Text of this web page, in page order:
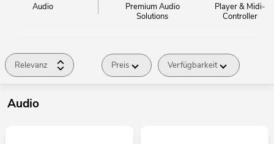
Audio
Premium Audio
Solutions
Player & Midi-
Controller
Relevanz Preis Verfügbarkeit
Audio